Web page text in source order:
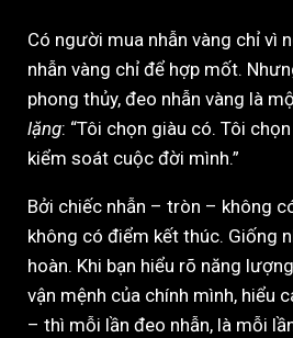
Có người mua nhẫn vàng chỉ vì
nhẫn vàng chỉ để hợp mốt.
phong thủy, đeo nhẫn vàng là
lặng: “Tôi chọn giàu có. Tôi
kiểm soát cuộc đời mình.”
Bởi chiếc nhẫn – tròn – không
không có điểm kết thúc. Giống
hoàn. Khi bạn hiểu rõ năng
vận mệnh của chính mình, hiểu
– thì mỗi lần đeo nhẫn, là mỗi